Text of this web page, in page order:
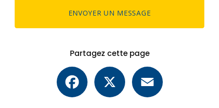
ENVOYER UN MESSAGE
Partagez cette page
Facebook